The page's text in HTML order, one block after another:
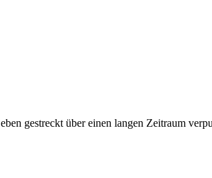
gestreckt über einen langen Zeitraum